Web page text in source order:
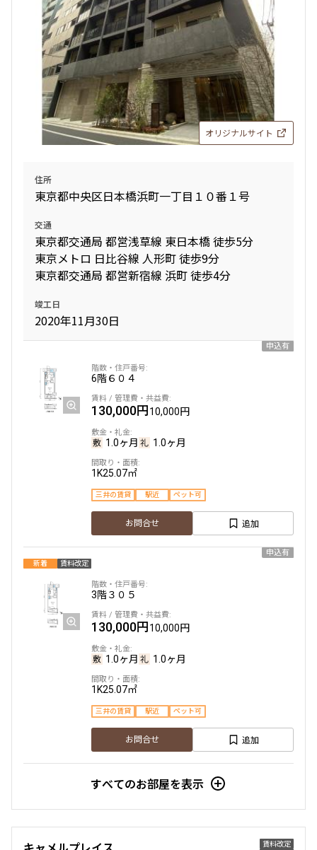
オリジナルサイト
住所
東京都中央区日本橋浜町一丁目１０番１号
交通
東京都交通局 都営浅草線 東日本橋 徒歩5分
東京メトロ 日比谷線 人形町 徒歩9分
東京都交通局 都営新宿線 浜町 徒歩4分
竣工日
2020年11月30日
申込有
6階６０４
130,000円10,000円
1.0ヶ月 1.0ヶ月
1K25.07㎡
三井の賃貸 駅近 ペット可
お問合せ 追加
新着 賃料改定
申込有
3階３０５
130,000円10,000円
1.0ヶ月 1.0ヶ月
1K25.07㎡
三井の賃貸 駅近 ペット可
お問合せ 追加
すべてのお部屋を表示
賃料改定